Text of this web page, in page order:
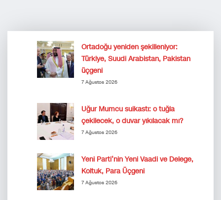
Ortadoğu yeniden şekilleniyor:
Türkiye, Suudi Arabistan, Pakistan
üçgeni
7 Ağustos 2026
Uğur Mumcu suikastı: o tuğla
çekilecek, o duvar yıkılacak mı?
7 Ağustos 2026
Yeni Parti’nin Yeni Vaadi ve Delege,
Koltuk, Para Üçgeni
7 Ağustos 2026